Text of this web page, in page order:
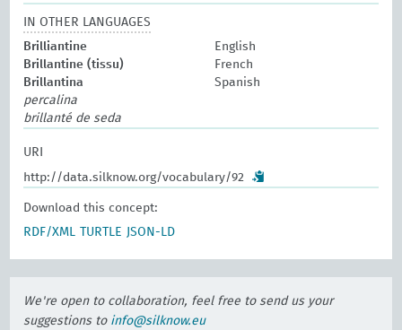
IN OTHER LANGUAGES
Brilliantine
English
Brillantine (tissu)
French
Brillantina
Spanish
percalina
brillanté de seda
URI
http://data.silknow.org/vocabulary/92
Download this concept:
RDF/XML
TURTLE JSON-LD
We're open to collaboration, feel free to send us your
suggestions to info@silknow.eu